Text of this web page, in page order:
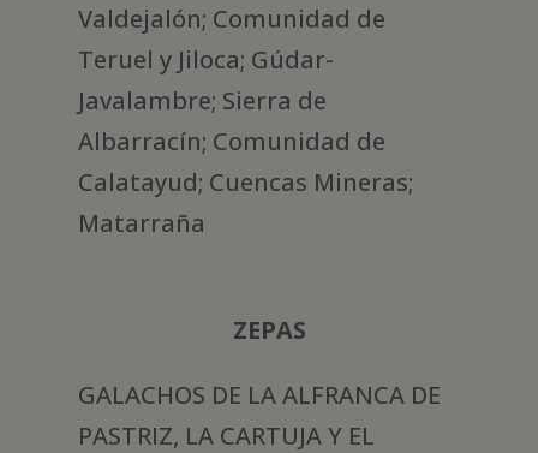
Valdejalón; Comunidad de
Teruel y Jiloca; Gúdar-
Javalambre; Sierra de
Albarracín; Comunidad de
Calatayud; Cuencas Mineras;
Matarraña
ZEPAS
GALACHOS DE LA ALFRANCA DE
PASTRIZ, LA CARTUJA Y EL